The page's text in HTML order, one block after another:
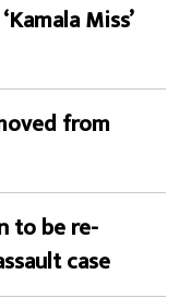
Miss’
from
to be re-
case